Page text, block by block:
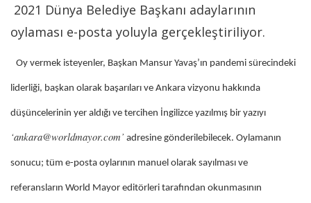
2021 Dünya Belediye Başkanı adaylarının
oylaması e-posta yoluyla gerçekleştiriliyor.
Oy vermek isteyenler, Başkan Mansur Yavaş’ın pandemi sürecindeki
liderliği, başkan olarak başarıları ve Ankara vizyonu hakkında
düşüncelerinin yer aldığı ve tercihen İngilizce yazılmış bir yazıyı
‘ankara@worldmayor.com’ adresine gönderilebilecek. Oylamanın
sonucu; tüm e-posta oylarının manuel olarak sayılması ve
referansların World Mayor editörleri tarafından okunmasının